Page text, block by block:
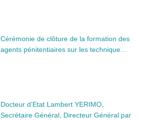
Cérémonie de clôture de la formation des
agents pénitentiaires sur les technique…
Docteur d’Etat Lambert YERIMO,
Secrétaire Général, Directeur Général par